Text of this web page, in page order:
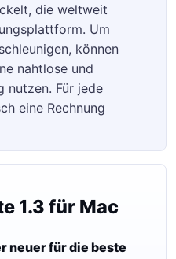
die weltweit
Um
können
nahtlose und
nutzen. Für jede
eine Rechnung
1.3 für Mac
neuer für die beste